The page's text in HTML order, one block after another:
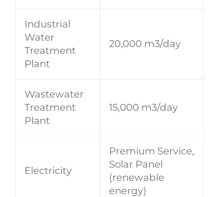
Industrial
Water
Treatment
Plant
20,000 m3/day
Wastewater
Treatment
Plant
15,000 m3/day
Electricity
Premium Service,
Solar Panel
(renewable
energy)